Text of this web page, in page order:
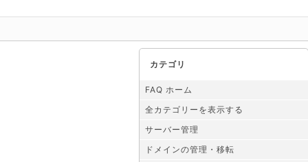
カテゴリ
FAQ ホーム
全カテゴリーを表示する
サーバー管理
ドメインの管理・移転